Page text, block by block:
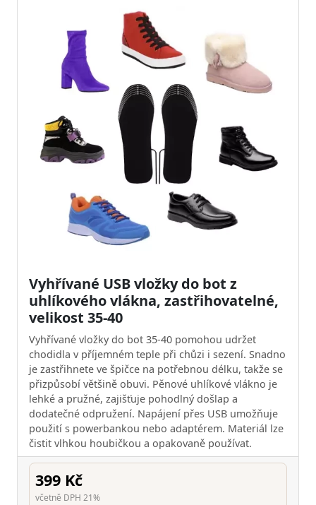
Vyhřívané USB vložky do bot z
uhlíkového vlákna, zastřihovatelné,
velikost 35-40
Vyhřívané vložky do bot 35-40 pomohou udržet
chodidla v příjemném teple při chůzi i sezení. Snadno
je zastřihnete ve špičce na potřebnou délku, takže se
přizpůsobí většině obuvi. Pěnové uhlíkové vlákno je
lehké a pružné, zajišťuje pohodlný došlap a
dodatečné odpružení. Napájení přes USB umožňuje
použití s powerbankou nebo adaptérem. Materiál lze
čistit vlhkou houbičkou a opakovaně používat.
399 Kč
včetně DPH 21%